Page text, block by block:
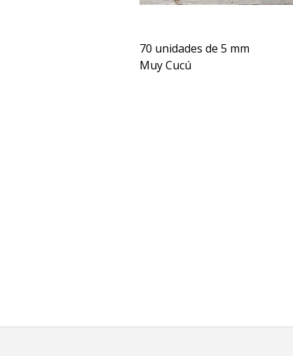
70 unidades de 5 mm
Muy Cucú